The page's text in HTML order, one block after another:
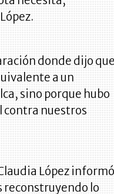
donde dijo
a un
sino porque hubo
contra nuestros
López
reconstruyendo lo